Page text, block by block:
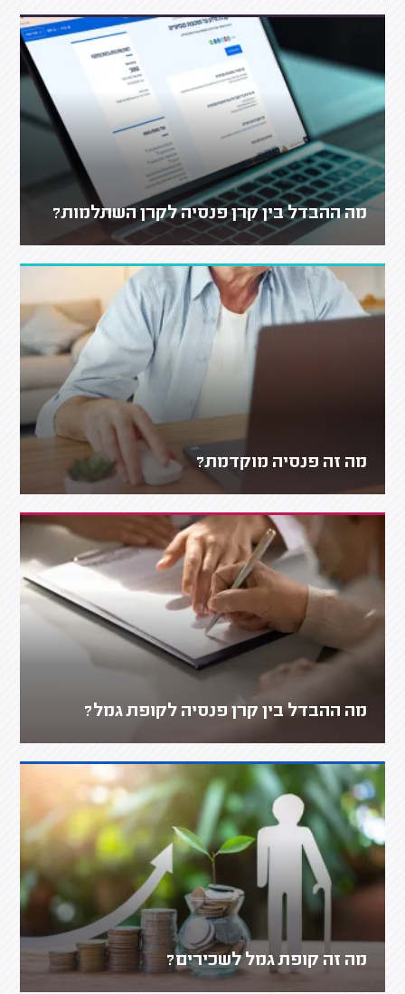
מה ההבדל בין קרן פנסיה לקרן השתלמות?
מה זה פנסיה מוקדמת?
מה ההבדל בין קרן פנסיה לקופת גמל?
מה זה קופת גמל לשכירים?